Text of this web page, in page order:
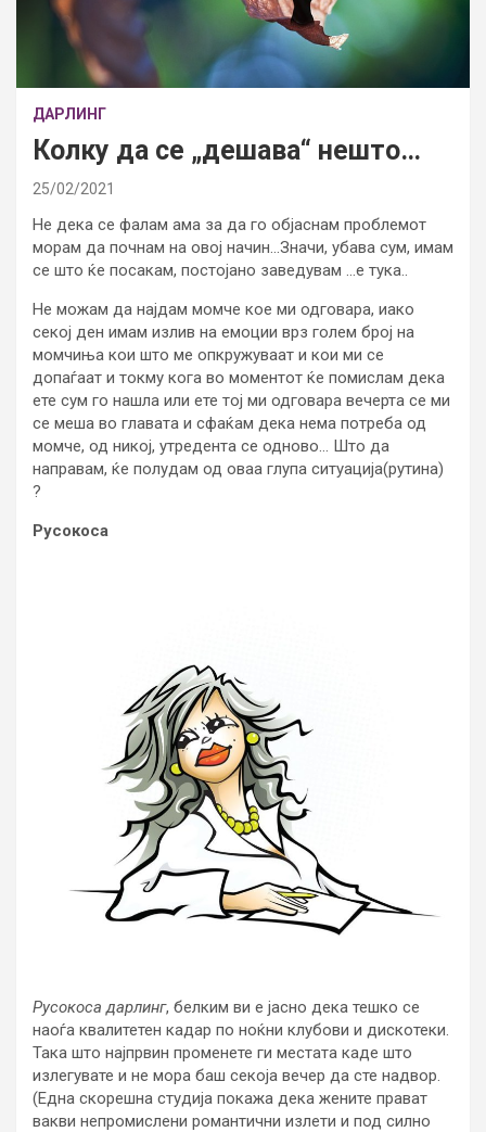
ДАРЛИНГ
Колку да се „дешава“ нешто…
25/02/2021
Не дека се фалам ама за да го објаснам проблемот
морам да почнам на овој начин…Значи, убава сум, имам
се што ќе посакам, постојано заведувам …е тука..
Не можам да најдам момче кое ми одговара, иако
секој ден имам излив на емоции врз голем број на
момчиња кои што ме опкружуваат и кои ми се
допаѓаат и токму кога во моментот ќе помислам дека
ете сум го нашла или ете тој ми одговара вечерта се ми
се меша во главата и сфаќам дека нема потреба од
момче, од никој, утредента се одново… Што да
направам, ќе полудам од оваа глупа ситуација(рутина)
?
Русокоса
Русокоса дарлинг, белким ви е јасно дека тешко се
наоѓа квалитетен кадар по ноќни клубови и дискотеки.
Така што најпрвин променете ги местата каде што
излегувате и не мора баш секоја вечер да сте надвор.
(Една скорешна студија покажа дека жените прават
вакви непромислени романтични излети и под силно